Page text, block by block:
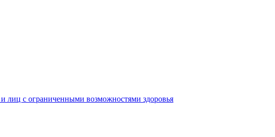
лиц с ограниченными возможностями здоровья